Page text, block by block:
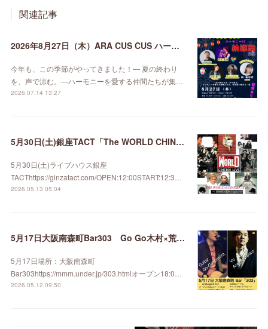
関連記事
2026年8月27日（木）ARA CUS CUS ハーモニーDE納涼祭 2026
今年も、この季節がやってきました！— 夏の終わり
を、声で涼む。—ハーモニーを愛する仲間たちが集…
2026.07.14 13:27
5月30日(土)銀座TACT「The WORLD CHINEMA LIVE」
5月30日(土)ライブハウス銀座
TACThttps://ginzatact.com/OPEN:12:00START:12:3…
2026.05.13 05:04
5月17日大阪南森町Bar303 Go Go木村×荒井善博
5月17日場所：大阪南森町
Bar303https://mmm.under.jp/303.htmlオープン18:0…
2026.05.12 09:50